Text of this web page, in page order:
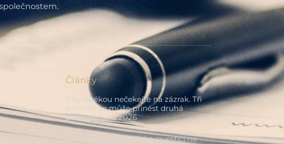
Články
S hypotékou nečekejte na zázrak. Tři
scénáře, co může přinést druhá
polovina roku 2026
Chytit je všechny? Jako investici ne.